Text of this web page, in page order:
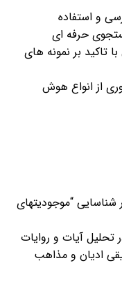
تاکید بر نمونه های
از انواع هوش
“موجودیتهای